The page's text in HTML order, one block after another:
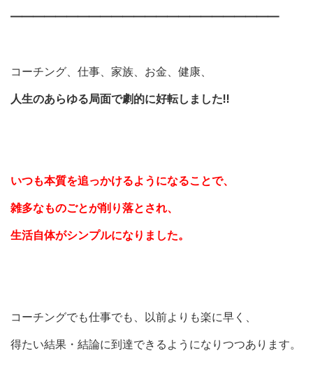
━━━━━━━━━━━━━━━━━━━━━━━━
コーチング、仕事、家族、お金、健康、
人生のあらゆる局面で劇的に好転しました!!
いつも本質を追っかけるようになることで、
雑多なものごとが削り落とされ、
生活自体がシンプルになりました。
コーチングでも仕事でも、以前よりも楽に早く、
得たい結果・結論に到達できるようになりつつあります。